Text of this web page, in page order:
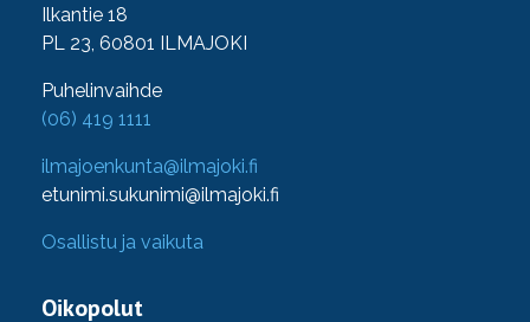
Ilkantie 18
PL 23, 60801 ILMAJOKI
Puhelinvaihde
(06) 419 1111
ilmajoenkunta@ilmajoki.fi
etunimi.sukunimi@ilmajoki.fi
Osallistu ja vaikuta
Oikopolut